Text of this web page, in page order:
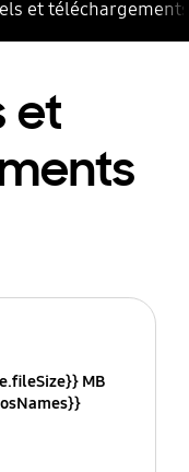
et téléchargements
et
MB